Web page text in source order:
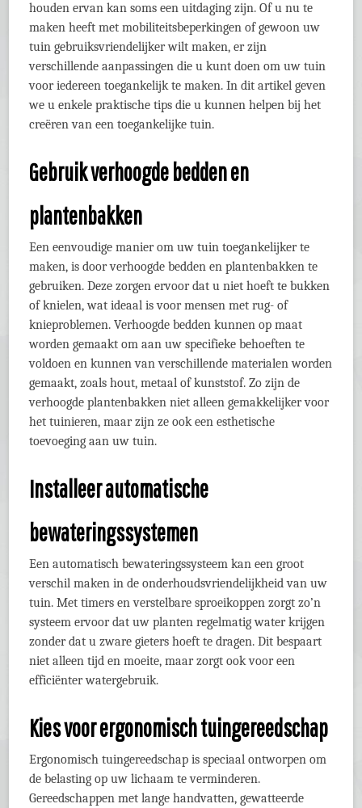
houden ervan kan soms een uitdaging zijn. Of u nu te
maken heeft met mobiliteitsbeperkingen of gewoon uw
tuin gebruiksvriendelijker wilt maken, er zijn
verschillende aanpassingen die u kunt doen om uw tuin
voor iedereen toegankelijk te maken. In dit artikel geven
we u enkele praktische tips die u kunnen helpen bij het
creëren van een toegankelijke tuin.
Gebruik verhoogde bedden en
plantenbakken
Een eenvoudige manier om uw tuin toegankelijker te
maken, is door verhoogde bedden en plantenbakken te
gebruiken. Deze zorgen ervoor dat u niet hoeft te bukken
of knielen, wat ideaal is voor mensen met rug- of
knieproblemen. Verhoogde bedden kunnen op maat
worden gemaakt om aan uw specifieke behoeften te
voldoen en kunnen van verschillende materialen worden
gemaakt, zoals hout, metaal of kunststof. Zo zijn de
verhoogde plantenbakken niet alleen gemakkelijker voor
het tuinieren, maar zijn ze ook een esthetische
toevoeging aan uw tuin.
Installeer automatische
bewateringssystemen
Een automatisch bewateringssysteem kan een groot
verschil maken in de onderhoudsvriendelijkheid van uw
tuin. Met timers en verstelbare sproeikoppen zorgt zo’n
systeem ervoor dat uw planten regelmatig water krijgen
zonder dat u zware gieters hoeft te dragen. Dit bespaart
niet alleen tijd en moeite, maar zorgt ook voor een
efficiënter watergebruik.
Kies voor ergonomisch tuingereedschap
Ergonomisch tuingereedschap is speciaal ontworpen om
de belasting op uw lichaam te verminderen.
Gereedschappen met lange handvatten, gewatteerde